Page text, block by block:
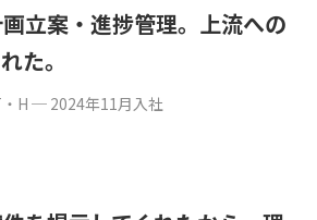
立案・進捗管理。上流への
た。
H ─ 2024年11月入社